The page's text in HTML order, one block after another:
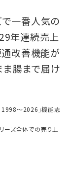
で一番人気の
年連続売上
通改善機能が
ま腸まで届け
1998～2026」機能志
ズ全体での売り上